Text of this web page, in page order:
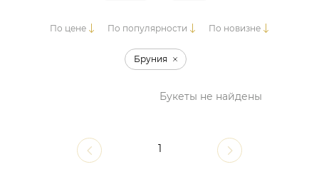
По цене По популярности По новизне
Бруния
Букеты не найдены
1